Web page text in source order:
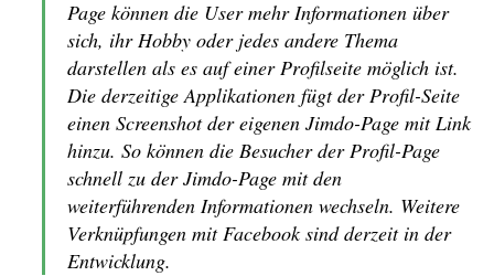
Page können die User mehr Informationen über
sich, ihr Hobby oder jedes andere Thema
darstellen als es auf einer Profilseite möglich ist.
Die derzeitige Applikationen fügt der Profil-Seite
einen Screenshot der eigenen Jimdo-Page mit Link
hinzu. So können die Besucher der Profil-Page
schnell zu der Jimdo-Page mit den
weiterführenden Informationen wechseln. Weitere
Verknüpfungen mit Facebook sind derzeit in der
Entwicklung.